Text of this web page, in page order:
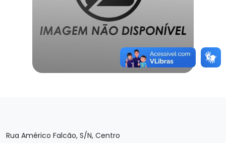
Rua Américo Falcão, S/N, Centro